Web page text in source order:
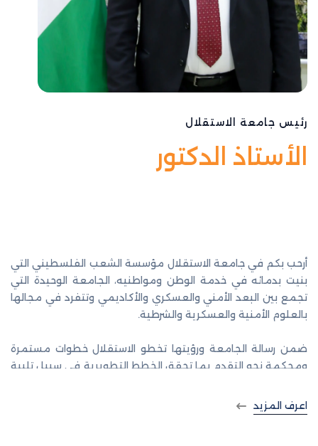
رئيس جامعة الاستقلال
الأستاذ الدكتور
أرحب بكم في جامعة الاستقلال مؤسسة الشعب الفلسطيني التي
بنيت بدمائه في خدمة الوطن ومواطنيه، الجامعة الوحيدة التي
تجمع بين البعد الأمني والعسكري والأكاديمي وتتفرد في مجالها
بالعلوم الأمنية والعسكرية والشرطية.
ضمن رسالة الجامعة ورؤيتها تخطو الاستقلال خطوات مستمرة
ومحكمة نحو التقدم بما تحقق الخطط التطويرية في سبيل تلبية
وتحسين دائم وبناء على جميع الأصعدة العسكرية والأكاديمية
والإدارية والخدماتية.
اعرف المزيد